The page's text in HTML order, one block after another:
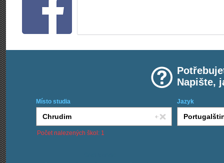
Napište,
Místo studia Jazyk
Počet nalezených škol: 1